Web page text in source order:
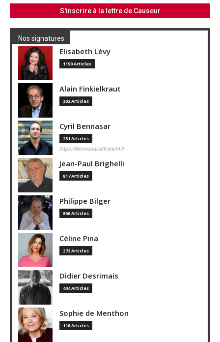
Nos signatures
Elisabeth Lévy
1190 Articles
Alain Finkielkraut
202 Articles
Cyril Bennasar
231 Articles
https://bennasarlaffranchi.fr
Jean-Paul Brighelli
817 Articles
Philippe Bilger
806 Articles
Céline Pina
273 Articles
Didier Desrimais
404 Articles
Sophie de Menthon
116 Articles